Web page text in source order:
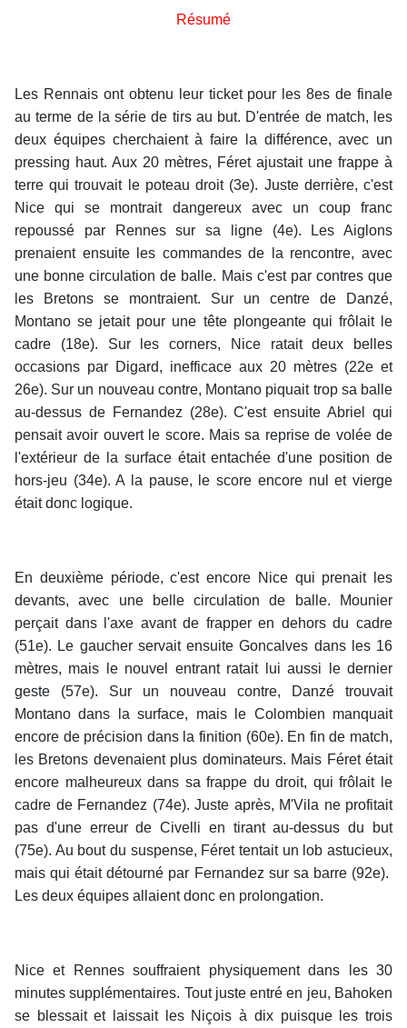
Résumé
Les Rennais ont obtenu leur ticket pour les 8es de finale
au terme de la série de tirs au but. D'entrée de match, les
deux équipes cherchaient à faire la différence, avec un
pressing haut. Aux 20 mètres, Féret ajustait une frappe à
terre qui trouvait le poteau droit (3e). Juste derrière, c'est
Nice qui se montrait dangereux avec un coup franc
repoussé par Rennes sur sa ligne (4e). Les Aiglons
prenaient ensuite les commandes de la rencontre, avec
une bonne circulation de balle. Mais c'est par contres que
les Bretons se montraient. Sur un centre de Danzé,
Montano se jetait pour une tête plongeante qui frôlait le
cadre (18e). Sur les corners, Nice ratait deux belles
occasions par Digard, inefficace aux 20 mètres (22e et
26e). Sur un nouveau contre, Montano piquait trop sa balle
au-dessus de Fernandez (28e). C'est ensuite Abriel qui
pensait avoir ouvert le score. Mais sa reprise de volée de
l'extérieur de la surface était entachée d'une position de
hors-jeu (34e). A la pause, le score encore nul et vierge
était donc logique.
En deuxième période, c'est encore Nice qui prenait les
devants, avec une belle circulation de balle. Mounier
perçait dans l'axe avant de frapper en dehors du cadre
(51e). Le gaucher servait ensuite Goncalves dans les 16
mètres, mais le nouvel entrant ratait lui aussi le dernier
geste (57e). Sur un nouveau contre, Danzé trouvait
Montano dans la surface, mais le Colombien manquait
encore de précision dans la finition (60e). En fin de match,
les Bretons devenaient plus dominateurs. Mais Féret était
encore malheureux dans sa frappe du droit, qui frôlait le
cadre de Fernandez (74e). Juste après, M'Vila ne profitait
pas d'une erreur de Civelli en tirant au-dessus du but
(75e). Au bout du suspense, Féret tentait un lob astucieux,
mais qui était détourné par Fernandez sur sa barre (92e).
Les deux équipes allaient donc en prolongation.
Nice et Rennes souffraient physiquement dans les 30
minutes supplémentaires. Tout juste entré en jeu, Bahoken
se blessait et laissait les Niçois à dix puisque les trois